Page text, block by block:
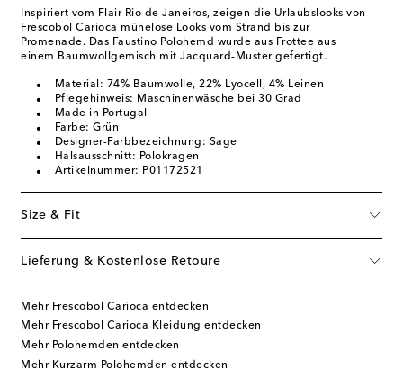
Inspiriert vom Flair Rio de Janeiros, zeigen die Urlaubslooks von
Frescobol Carioca mühelose Looks vom Strand bis zur
Promenade. Das Faustino Polohemd wurde aus Frottee aus
einem Baumwollgemisch mit Jacquard-Muster gefertigt.
Material: 74% Baumwolle, 22% Lyocell, 4% Leinen
Pflegehinweis: Maschinenwäsche bei 30 Grad
Made in Portugal
Farbe: Grün
Designer-Farbbezeichnung: Sage
Halsausschnitt: Polokragen
Artikelnummer: P01172521
Size & Fit
Lieferung & Kostenlose Retoure
Mehr Frescobol Carioca entdecken
Mehr Frescobol Carioca Kleidung entdecken
Mehr Polohemden entdecken
Mehr Kurzarm Polohemden entdecken